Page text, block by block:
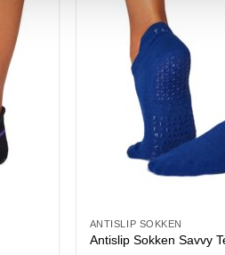
ANTISLIP SOKKEN
Antislip Sokken Savvy